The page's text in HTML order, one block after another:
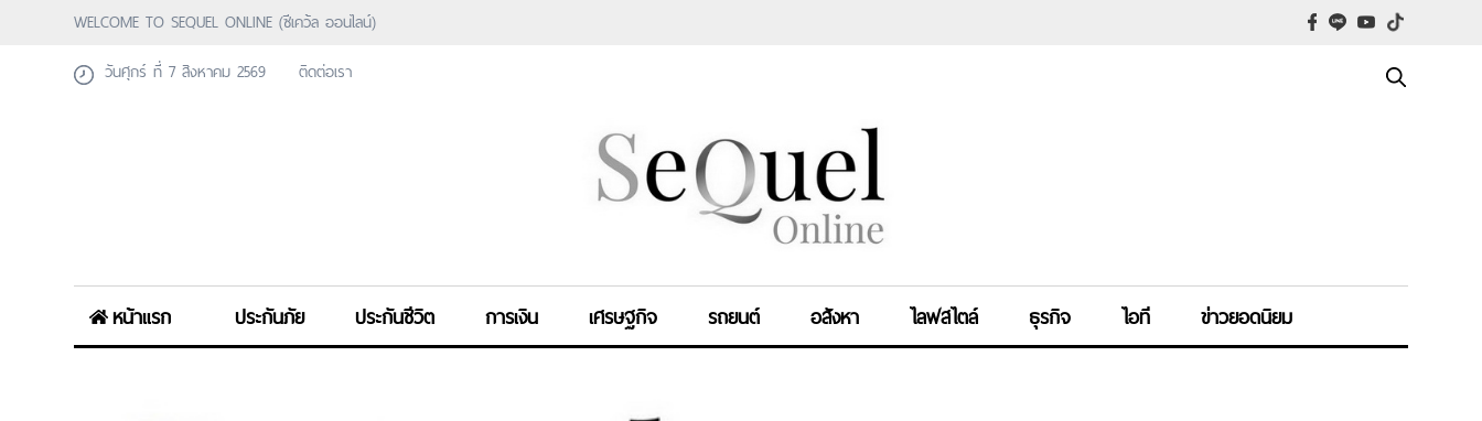
WELCOME TO SEQUEL ONLINE (ซีเคว้ล ออนไลน์)
วันศุกร์ ที่ 7 สิงหาคม 2569
ติดต่อเรา
หน้าแรก ประกันภัย ประกันชีวิต การเงิน เศรษฐกิจ รถยนต์ อสังหา ไลฟสไตล์ ธุรกิจ ไอที ข่าวยอดนิยม